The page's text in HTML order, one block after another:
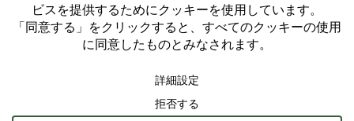
Instagram
個人情報保護方針